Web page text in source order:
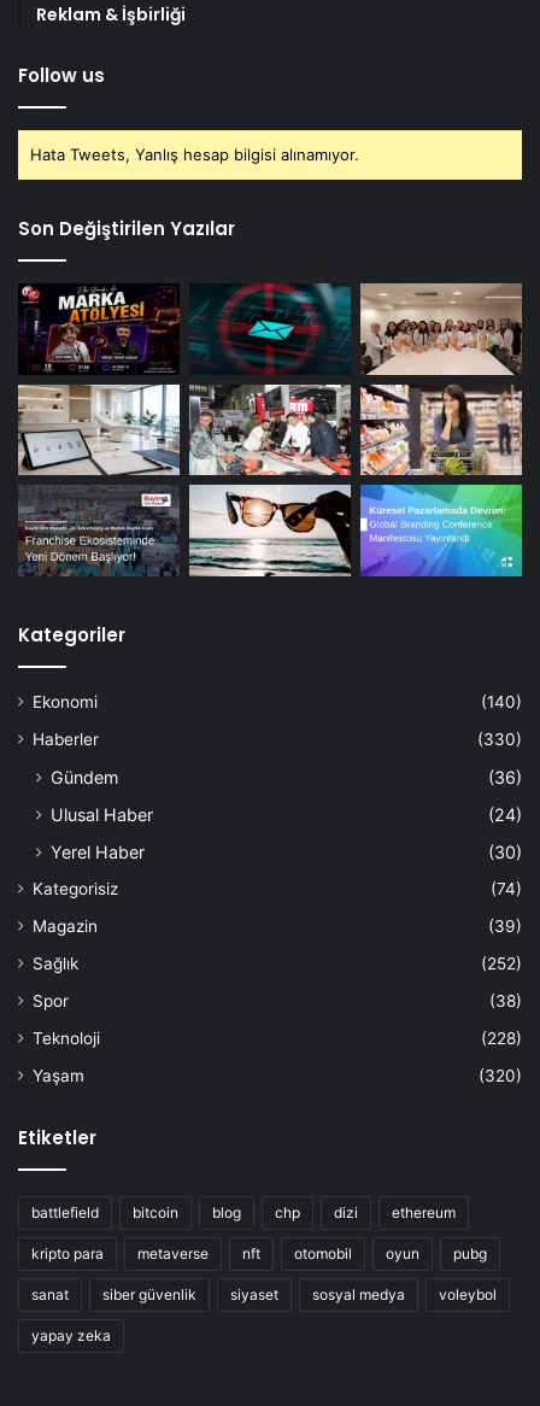
Reklam & İşbirliği
Follow us
Hata Tweets, Yanlış hesap bilgisi alınamıyor.
Son Değiştirilen Yazılar
Kategoriler
Ekonomi
(140)
Haberler
(330)
Gündem
(36)
Ulusal Haber
(24)
Yerel Haber
(30)
Kategorisiz
(74)
Magazin
(39)
Sağlık
(252)
Spor
(38)
Teknoloji
(228)
Yaşam
(320)
Etiketler
battlefield bitcoin blog chp dizi ethereum
kripto para metaverse nft otomobil oyun pubg
sanat siber güvenlik siyaset sosyal medya voleybol
yapay zeka